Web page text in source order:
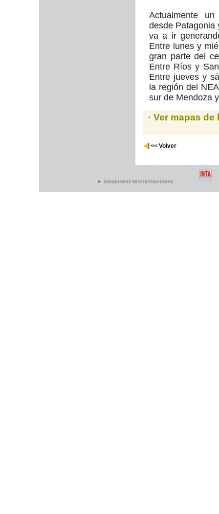
Actualmente
desde Patagonia
va a ir
Entre lunes y
gran parte del
Entre Ríos y
Entre jueves y
la región del
sur de Mendoza
· Ver mapas
<< Volver